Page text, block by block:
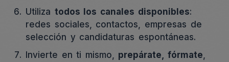
Utiliza todos los canales disponibles:
redes sociales, contactos, empresas de
selección y candidaturas espontáneas.
Invierte en ti mismo, prepárate, fórmate,